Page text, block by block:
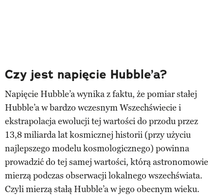
Czy jest napięcie Hubble’a?
Napięcie Hubble’a wynika z faktu, że pomiar stałej
Hubble’a w bardzo wczesnym Wszechświecie i
ekstrapolacja ewolucji tej wartości do przodu przez
13,8 miliarda lat kosmicznej historii (przy użyciu
najlepszego modelu kosmologicznego) powinna
prowadzić do tej samej wartości, którą astronomowie
mierzą podczas obserwacji lokalnego wszechświata.
Czyli mierzą stałą Hubble’a w jego obecnym wieku.